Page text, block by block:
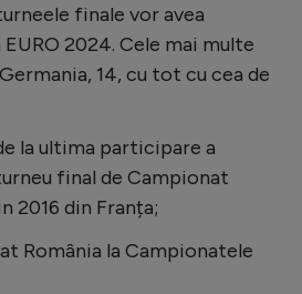
cont
finale vor avea
2024. Cele mai multe
14, cu tot cu cea de
la ultima participare a
final de Campionat
2016 din Franța;
România la Campionatele